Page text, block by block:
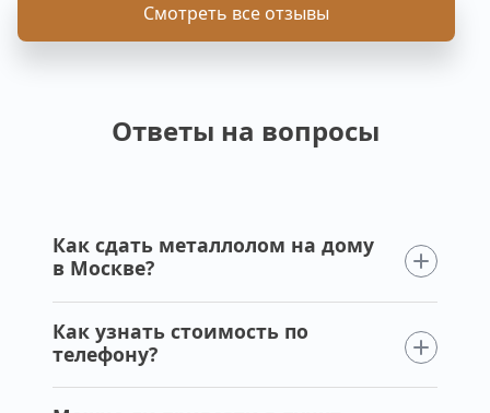
Смотреть все отзывы
Ответы на вопросы
Как сдать металлолом на дому
в Москве?
Как узнать стоимость по
телефону?